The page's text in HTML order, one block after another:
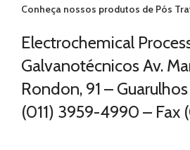
Conheça nossos produtos de Pós
Electrochemical
Galvanotécnicos Av.
Rondon, 91 –
(011) 3959-4990 – Fax